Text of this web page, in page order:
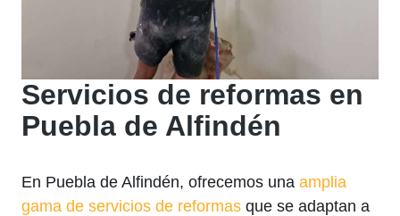
Servicios de reformas en
Puebla de Alfindén
En Puebla de Alfindén, ofrecemos una amplia
gama de servicios de reformas que se adaptan a